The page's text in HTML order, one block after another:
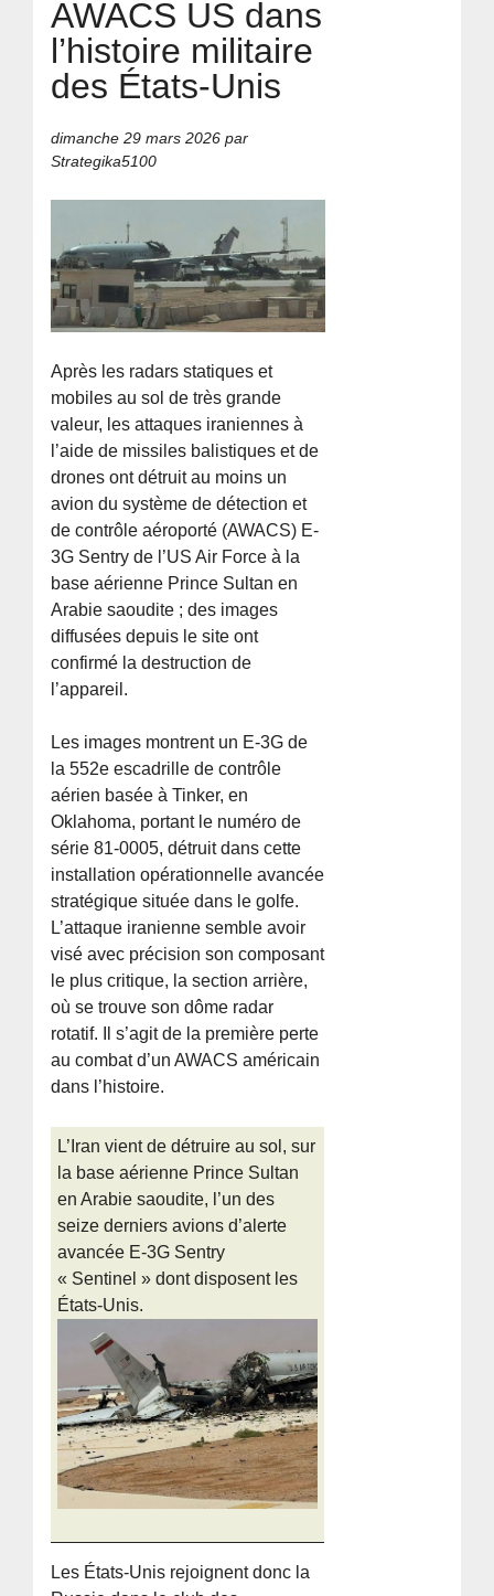
AWACS US dans
l’histoire militaire
des États-Unis
dimanche 29 mars 2026 par
Strategika5100
Après les radars statiques et
mobiles au sol de très grande
valeur, les attaques iraniennes à
l’aide de missiles balistiques et de
drones ont détruit au moins un
avion du système de détection et
de contrôle aéroporté (AWACS) E-
3G Sentry de l’US Air Force à la
base aérienne Prince Sultan en
Arabie saoudite ; des images
diffusées depuis le site ont
confirmé la destruction de
l’appareil.
Les images montrent un E-3G de
la 552e escadrille de contrôle
aérien basée à Tinker, en
Oklahoma, portant le numéro de
série 81-0005, détruit dans cette
installation opérationnelle avancée
stratégique située dans le golfe.
L’attaque iranienne semble avoir
visé avec précision son composant
le plus critique, la section arrière,
où se trouve son dôme radar
rotatif. Il s’agit de la première perte
au combat d’un AWACS américain
dans l’histoire.
L’Iran vient de détruire au sol, sur
la base aérienne Prince Sultan
en Arabie saoudite, l’un des
seize derniers avions d’alerte
avancée E-3G Sentry
« Sentinel » dont disposent les
États-Unis.
Les États-Unis rejoignent donc la